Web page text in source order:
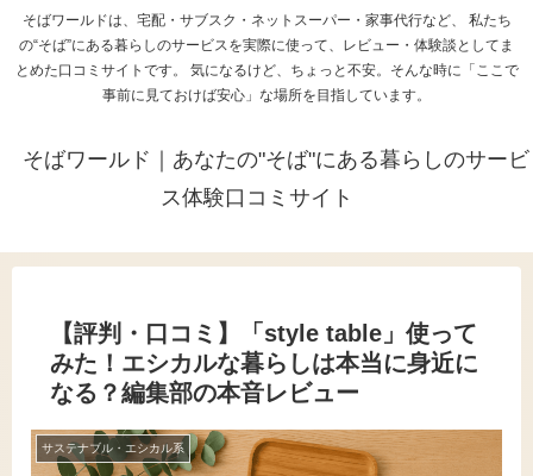
そばワールドは、宅配・サブスク・ネットスーパー・家事代行など、 私たち
の“そば”にある暮らしのサービスを実際に使って、レビュー・体験談としてま
とめた口コミサイトです。 気になるけど、ちょっと不安。そんな時に「ここで
事前に見ておけば安心」な場所を目指しています。
そばワールド｜あなたの"そば"にある暮らしのサービ
ス体験口コミサイト
【評判・口コミ】「style table」使って
みた！エシカルな暮らしは本当に身近に
なる？編集部の本音レビュー
サステナブル・エシカル系